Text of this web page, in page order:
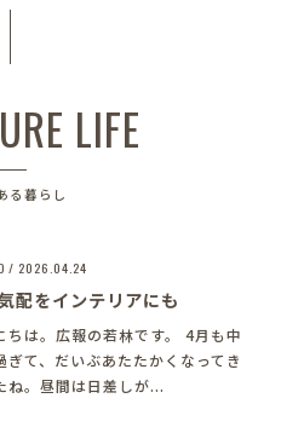
LIFE
る暮らし
/ 2026.04.24
配をインテリアにも
ちは。広報の若林です。 4月も中
ぎて、だいぶあたたかくなってき
ね。昼間は日差しが...